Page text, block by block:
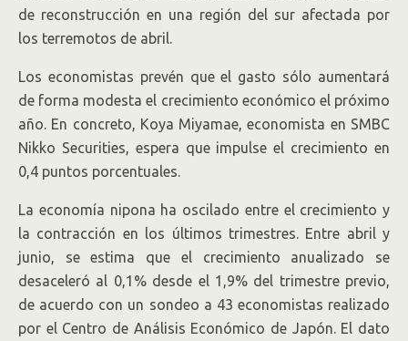
de reconstrucción en una región del sur afectada por
los terremotos de abril.
Los economistas prevén que el gasto sólo aumentará
de forma modesta el crecimiento económico el próximo
año. En concreto, Koya Miyamae, economista en SMBC
Nikko Securities, espera que impulse el crecimiento en
0,4 puntos porcentuales.
La economía nipona ha oscilado entre el crecimiento y
la contracción en los últimos trimestres. Entre abril y
junio, se estima que el crecimiento anualizado se
desaceleró al 0,1% desde el 1,9% del trimestre previo,
de acuerdo con un sondeo a 43 economistas realizado
por el Centro de Análisis Económico de Japón. El dato